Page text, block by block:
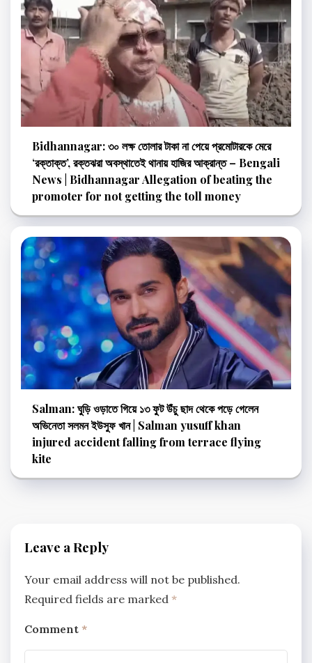
Bidhannagar: ৩০ লক্ষ তোলার টাকা না পেয়ে প্রমোটারকে মেরে
‘রক্তাক্ত’, রক্তঝরা অবস্থাতেই থানায় হাজির আক্রান্ত – Bengali
News | Bidhannagar Allegation of beating the
promoter for not getting the toll money
Salman: ঘুড়ি ওড়াতে গিয়ে ১৩ ফুট উঁচু ছাদ থেকে পড়ে গেলেন
অভিনেতা সলমন ইউসুফ খান | Salman yusuff khan
injured accident falling from terrace flying
kite
Leave a Reply
Your email address will not be published.
Required fields are marked *
Comment *